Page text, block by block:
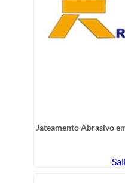
Jateamento Abrasivo